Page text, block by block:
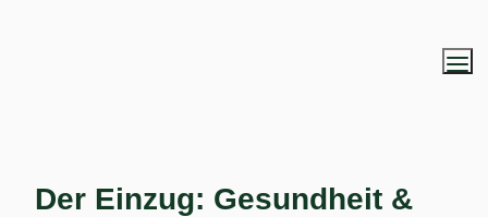
Der Einzug: Gesundheit &